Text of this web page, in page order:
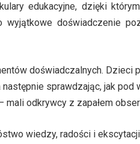
edukacyjne, dzięki
wyjątkowe doświadczenie
doświadczalnych.
sprawdzając, jak
mali odkrywcy z zapałem
wiedzy, radości i